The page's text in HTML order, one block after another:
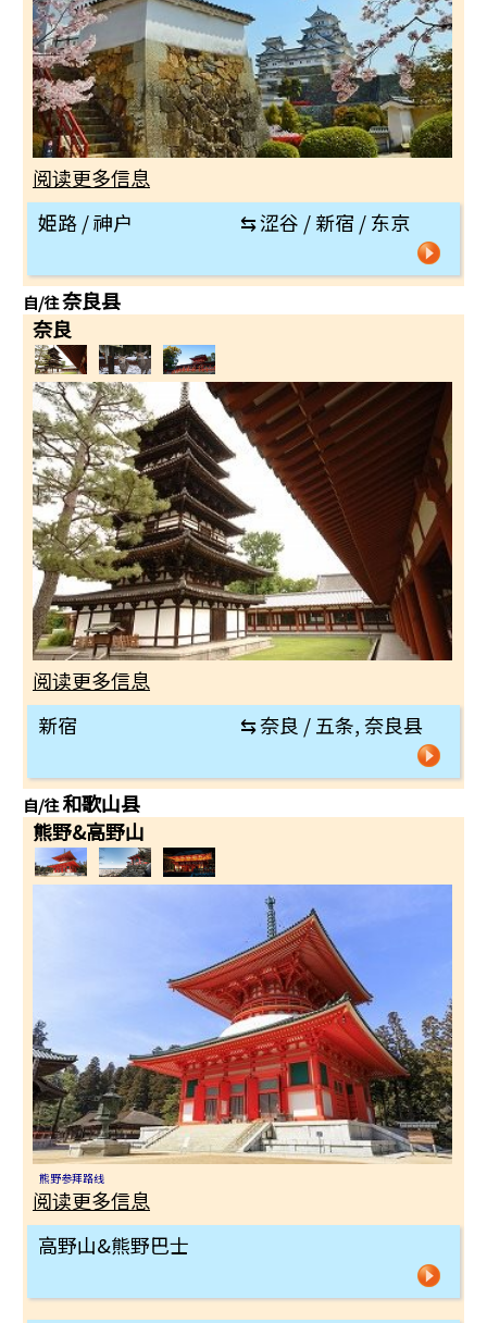
阅读更多信息
姫路 / 神户
⇆涩谷 / 新宿 / 东京
自/往奈良县
奈良
阅读更多信息
新宿
⇆奈良 / 五条, 奈良县
自/往和歌山县
熊野&高野山
熊野参拜路线
阅读更多信息
高野山&熊野巴士